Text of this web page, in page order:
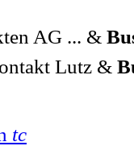
AG ... &
Lutz &
tc